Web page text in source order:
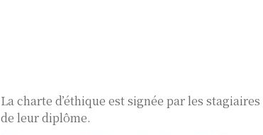
La charte d’éthique est signée par les
de leur diplôme.